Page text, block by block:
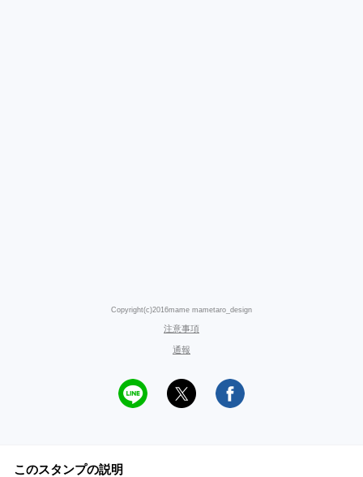
Copyright(c)2016mame mametaro_design
注意事項
通報
このスタンプの説明